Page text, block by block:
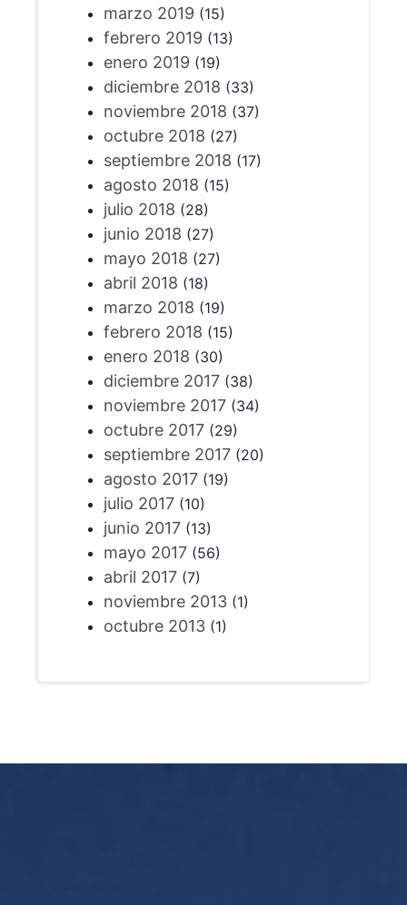
marzo 2019 (15)
febrero 2019 (13)
enero 2019 (19)
diciembre 2018 (33)
noviembre 2018 (37)
octubre 2018 (27)
septiembre 2018 (17)
agosto 2018 (15)
julio 2018 (28)
junio 2018 (27)
mayo 2018 (27)
abril 2018 (18)
marzo 2018 (19)
febrero 2018 (15)
enero 2018 (30)
diciembre 2017(38)
noviembre 2017(34)
octubre 2017(29)
septiembre 2017(20)
agosto 2017(19)
julio 2017(10)
junio 2017(13)
mayo 2017(56)
abril 2017(7)
noviembre 2013(1)
octubre 2013(1)